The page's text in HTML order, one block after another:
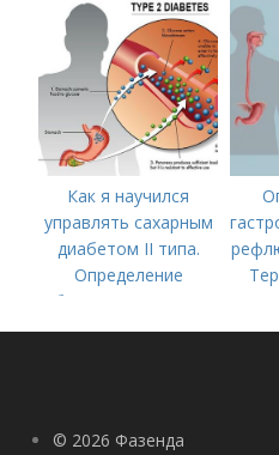
Как я научился
управлять сахарным
диабетом II типа.
Определение
болезни. Причины
заболевания
© 2026 Фазенда